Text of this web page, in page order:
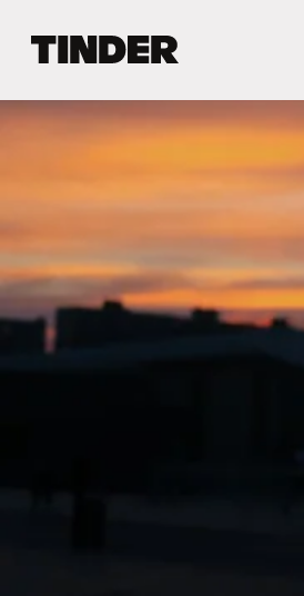
e
e
r